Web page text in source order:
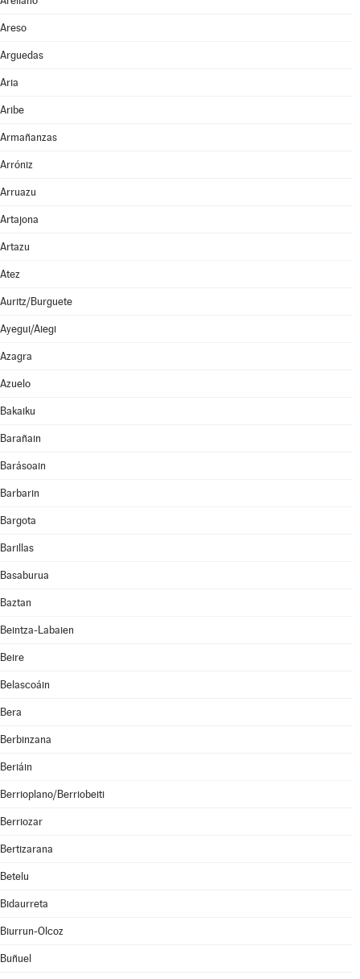
Areso
Arguedas
Aria
Aribe
Armañanzas
Arróniz
Arruazu
Artajona
Artazu
Atez
Auritz/Burguete
Ayegui/Aiegi
Azagra
Azuelo
Bakaiku
Barañain
Barásoain
Barbarin
Bargota
Barillas
Basaburua
Baztan
Beintza-Labaien
Beire
Belascoáin
Bera
Berbinzana
Beriáin
Berrioplano/Berriobeiti
Berriozar
Bertizarana
Betelu
Bidaurreta
Biurrun-Olcoz
Buñuel